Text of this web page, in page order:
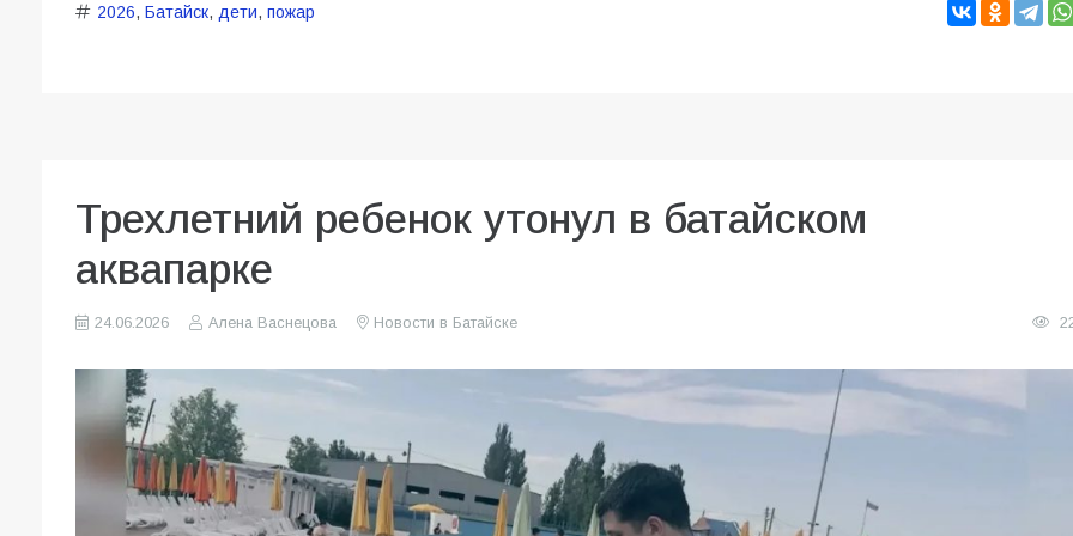
2026, Батайск, дети, пожар
Трехлетний ребенок утонул в батайском
аквапарке
24.06.2026 Алена Васнецова Новости в Батайске